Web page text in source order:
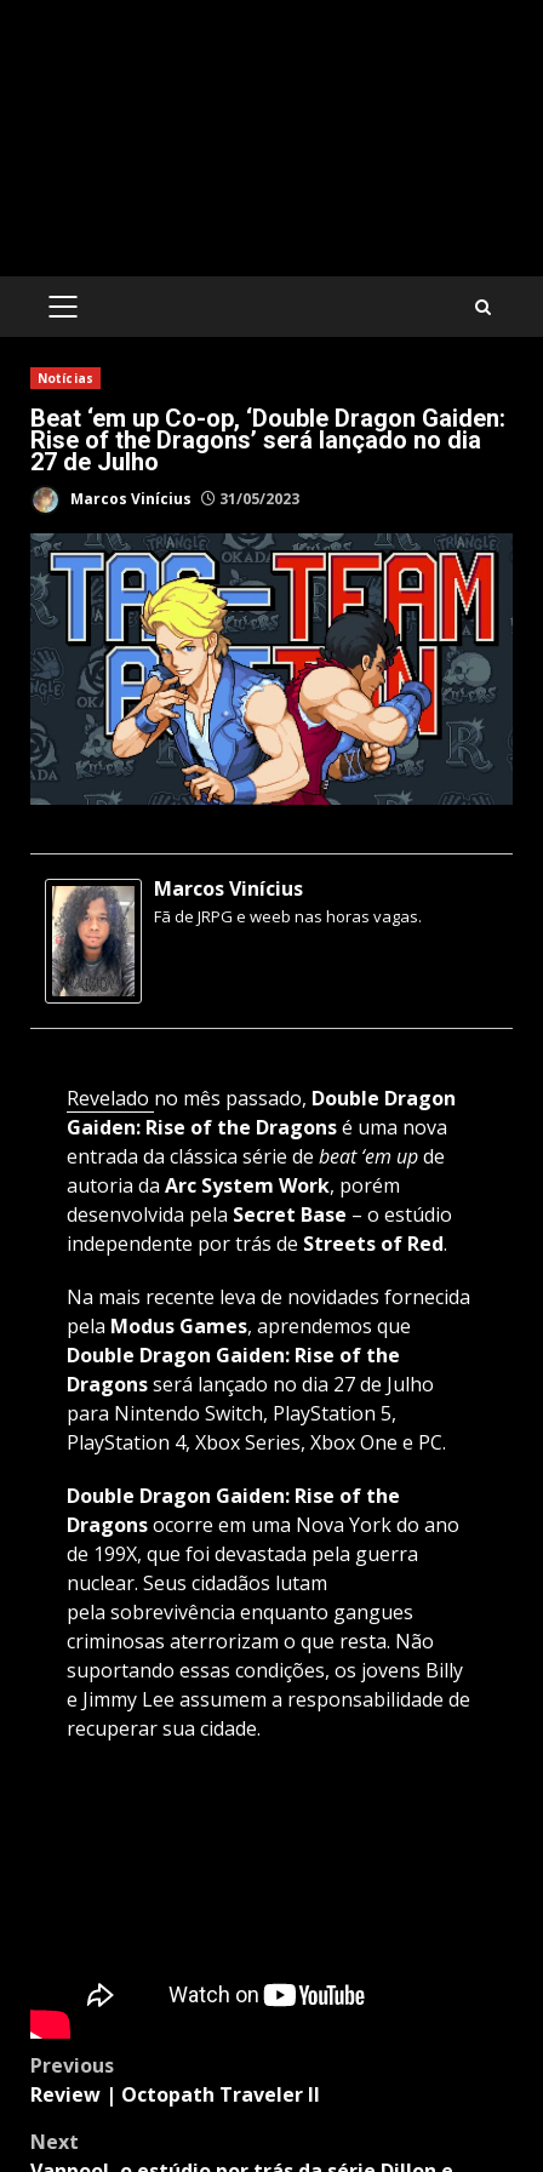
PRIMARY
Notícias
Beat ‘em up Co-op, ‘Double Dragon Gaiden:
Rise of the Dragons’ será lançado no dia
27 de Julho
Marcos Vinícius 31/05/2023
Marcos Vinícius
Fã de JRPG e weeb nas horas vagas.
Revelado no mês passado, Double Dragon
Gaiden: Rise of the Dragonsé uma nova
entrada da clássica série de beat ‘em upde
autoria da Arc System Work, porém
desenvolvida pela Secret Base – o estúdio
independente por trás de Streets of Red.
Na mais recente leva de novidades fornecida
pela Modus Games, aprendemos que
Double Dragon Gaiden: Rise of the
Dragonsserá lançado no dia 27 de Julho
para Nintendo Switch, PlayStation 5,
PlayStation 4, Xbox Series, Xbox One e PC.
Double Dragon Gaiden: Rise of the
Dragonsocorre em uma Nova York do ano
de 199X, que foi devastada pela guerra
nuclear. Seus cidadãos lutam
pela sobrevivência enquanto gangues
criminosas aterrorizam o que resta. Não
suportando essas condições, os jovens Billy
e Jimmy Lee assumem a responsabilidade de
recuperar sua cidade.
Post
navigation
Previous
Review | Octopath Traveler II
Next